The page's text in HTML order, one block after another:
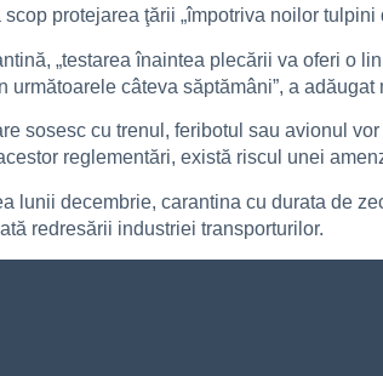
scop protejarea ţării „împotriva noilor
„testarea înaintea plecării va oferi o
următoarele câteva săptămâni”, a
sosesc cu trenul, feribotul sau avionul
reglementări, există riscul unei
lunii decembrie, carantina cu durata de
redresării industriei transporturilor.